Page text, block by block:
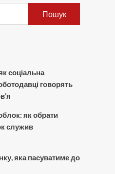
Пошук
соціальна
говорять
як обрати
служив
яка пасуватиме до